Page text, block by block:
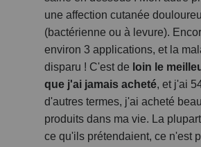
une affection cutanée
(bactérienne ou à levure).
environ 3 applications, et la
disparu ! C'est de loin le
que j'ai jamais acheté, et j'ai
d'autres termes, j'ai acheté
produits dans ma vie. La
ce qu'ils prétendaient, ce n'est